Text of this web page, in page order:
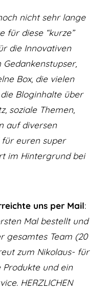
nicht sehr lange
für diese “kurze”
die Innovativen
Box, die vielen
Bloginhalte über
soziale Themen,
auf diversen
für euren super
im Hintergrund bei
uns per Mail:
Mal bestellt und
gesamtes Team (20
zum Nikolaus- für
Produkte und ein
HERZLICHEN